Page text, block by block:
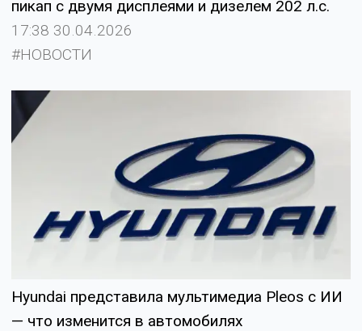
пикап с двумя дисплеями и дизелем 202 л.с.
17:38 30.04.2026
#НОВОСТИ
Hyundai представила мультимедиа Pleos с ИИ
— что изменится в автомобилях